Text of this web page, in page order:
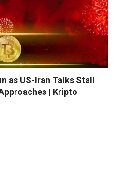
as US-Iran Talks Stall
| Kripto